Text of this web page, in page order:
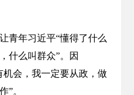
青年习近平“懂得了什么
什么叫群众”。因
会，我一定要从政，做
”。